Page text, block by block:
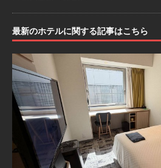
最新のホテルに関する記事はこちら